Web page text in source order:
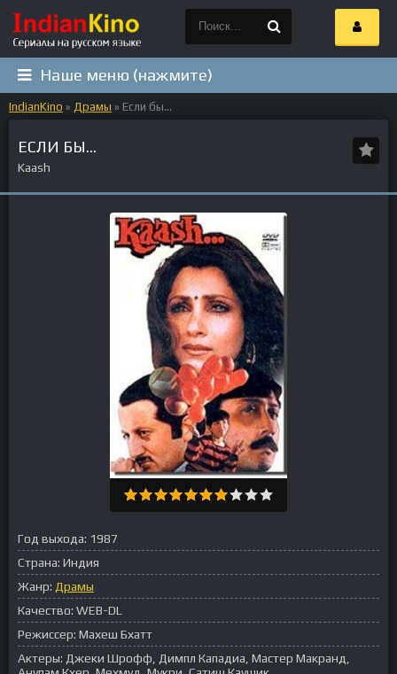
Наше меню (нажмите)
IndianKino » Драмы » Если бы...
ЕСЛИ БЫ...
Kaash
Год выхода: 1987
Страна: Индия
Жанр: Драмы
Качество: WEB-DL
Режиссер: Махеш Бхатт
Актеры: Джеки Шрофф, Димпл Кападиа, Мастер Макранд,